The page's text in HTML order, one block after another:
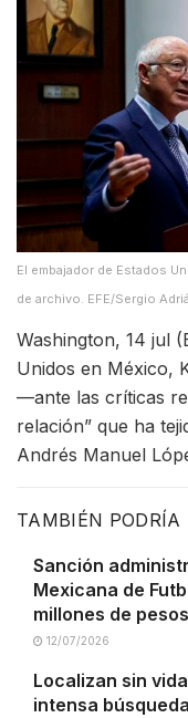
El embajador de Estados
de archivo. EFE/Sergio
Washington, 14 jul
Unidos en México,
—ante las críticas
relación” que ha
Andrés Manuel
TAMBIÉN PODRÍA
Sanción
Mexicana de
millones de pesos
12/07/2026
Localizan sin
intensa